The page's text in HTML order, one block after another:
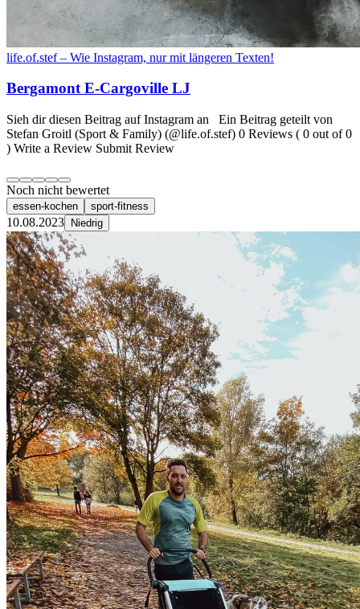
life.of.stef – Wie Instagram, nur mit längeren Texten!
Bergamont E-Cargoville LJ
Sieh dir diesen Beitrag auf Instagram an Ein Beitrag geteilt von
Stefan Groitl (Sport & Family) (@life.of.stef) 0 Reviews ( 0 out of 0
) Write a Review Submit Review
Noch nicht bewertet
essen-kochen sport-fitness
10.08.2023 Niedrig